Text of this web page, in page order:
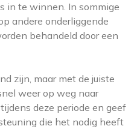
in te winnen. In sommige
andere onderliggende
behandeld door een
zijn, maar met de juiste
weer op weg naar
deze periode en geef
die het nodig heeft